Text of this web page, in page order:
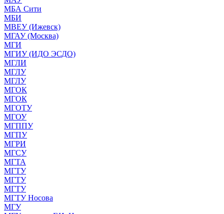
МБА Сити
МБИ
МВЕУ (Ижевск)
МГАУ (Москва)
МГИ
МГИУ (ИДО ЭСДО)
МГЛИ
МГЛУ
МГЛУ
МГОК
МГОК
МГОТУ
МГОУ
МГППУ
МГПУ
МГРИ
МГСУ
МГТА
МГТУ
МГТУ
МГТУ
МГТУ Носова
МГУ